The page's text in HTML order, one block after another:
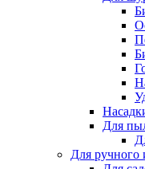
Для
Для ручного